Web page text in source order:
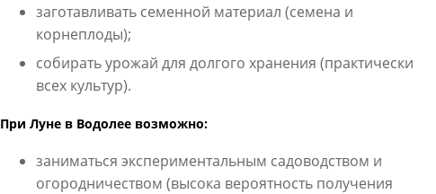
заготавливать семенной материал (семена и
корнеплоды);
собирать урожай для долгого хранения (практически
всех культур).
При Луне в Водолее возможно:
заниматься экспериментальным садоводством и
огородничеством (высока вероятность получения